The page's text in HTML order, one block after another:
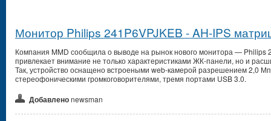
Монитор Philips 241P6VPJKEB - AH-IPS
Компания MMD сообщила о выводе на рынок нового монитора — Philips
привлекает внимание не только характеристиками ЖК-панели, но и
Так, устройство оснащено встроеными web-камерой разрешением 2,0
стереофоническими громкоговорителями, тремя портами USB 3.0.
Добавленоnewsman